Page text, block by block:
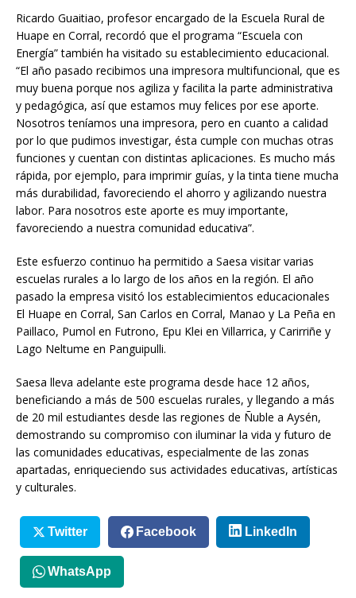
Ricardo Guaitiao, profesor encargado de la Escuela Rural de
Huape en Corral, recordó que el programa “Escuela con
Energía” también ha visitado su establecimiento educacional.
“El año pasado recibimos una impresora multifuncional, que es
muy buena porque nos agiliza y facilita la parte administrativa
y pedagógica, así que estamos muy felices por ese aporte.
Nosotros teníamos una impresora, pero en cuanto a calidad
por lo que pudimos investigar, ésta cumple con muchas otras
funciones y cuentan con distintas aplicaciones. Es mucho más
rápida, por ejemplo, para imprimir guías, y la tinta tiene mucha
más durabilidad, favoreciendo el ahorro y agilizando nuestra
labor. Para nosotros este aporte es muy importante,
favoreciendo a nuestra comunidad educativa”.
Este esfuerzo continuo ha permitido a Saesa visitar varias
escuelas rurales a lo largo de los años en la región. El año
pasado la empresa visitó los establecimientos educacionales
El Huape en Corral, San Carlos en Corral, Manao y La Peña en
Paillaco, Pumol en Futrono, Epu Klei en Villarrica, y Carirriñe y
Lago Neltume en Panguipulli.
Saesa lleva adelante este programa desde hace 12 años,
beneficiando a más de 500 escuelas rurales, y llegando a más
de 20 mil estudiantes desde las regiones de Ñuble a Aysén,
demostrando su compromiso con iluminar la vida y futuro de
las comunidades educativas, especialmente de las zonas
apartadas, enriqueciendo sus actividades educativas, artísticas
y culturales.
Twitter Facebook LinkedIn
WhatsApp